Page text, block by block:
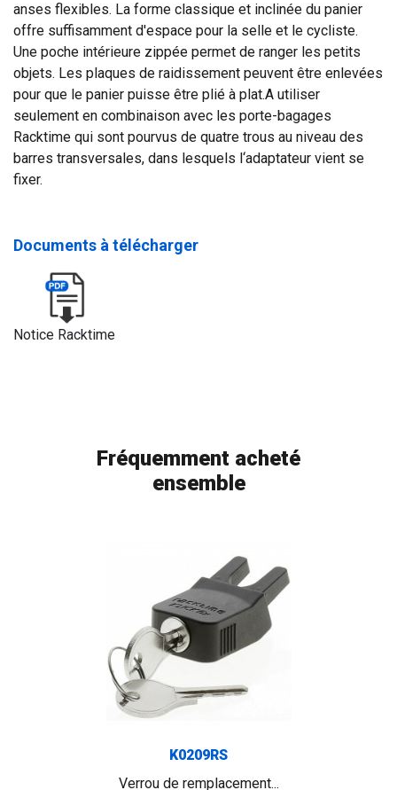
anses flexibles. La forme classique et inclinée du panier
offre suffisamment d'espace pour la selle et le cycliste.
Une poche intérieure zippée permet de ranger les petits
objets. Les plaques de raidissement peuvent être enlevées
pour que le panier puisse être plié à plat.A utiliser
seulement en combinaison avec les porte-bagages
Racktime qui sont pourvus de quatre trous au niveau des
barres transversales, dans lesquels l‘adaptateur vient se
fixer.
Documents à télécharger
Notice Racktime
Fréquemment acheté
ensemble
K0209RS
Verrou de remplacement...